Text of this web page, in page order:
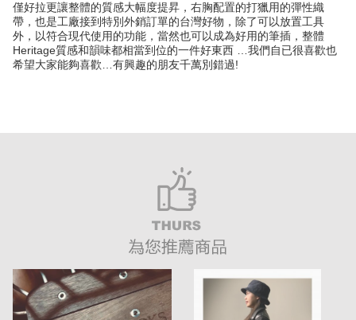
僅好拉更讓整體的質感大幅度提昇，右胸配置的打獵用的彈性織
帶，也是工廠接到特別外銷訂單的台灣好物，除了可以放置工具
外，以符合現代使用的功能，當然也可以成為好用的筆插，整體
Heritage質感和韻味都相當到位的一件好東西 …我們自已很喜歡也
希望大家能夠喜歡…有興趣的朋友千萬別錯過!